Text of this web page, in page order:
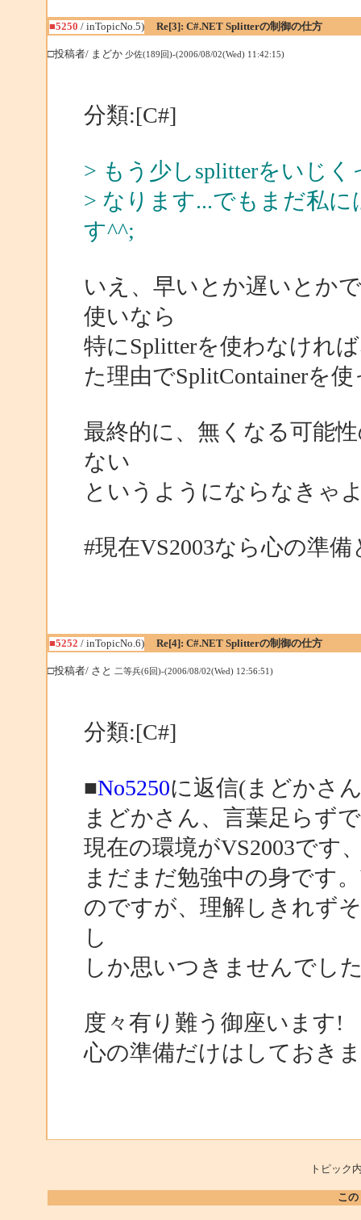
■5250 / inTopicNo.5) Re[3]: C#.NET Splitterの制御の仕方
□投稿者/ まどか 少佐(189回)-(2006/08/02(Wed) 11:42:15)
分類:[C#]
> もう少しsplitterをいじく
> なります...でもまだ私
す^^;
いえ、早いとか遅いとか
使いなら
特にSplitterを使わなけれ
た理由でSplitContainerを
最終的に、無くなる可能
ない
というようにならなきゃ
#現在VS2003なら心の準
■5252 / inTopicNo.6) Re[4]: C#.NET Splitterの制御の仕方
□投稿者/ さと 二等兵(6回)-(2006/08/02(Wed) 12:56:51)
分類:[C#]
■No5250に返信(まどかさ
まどかさん、言葉足らず
現在の環境がVS2003です
まだまだ勉強中の身です
のですが、理解しきれず
し
しか思いつきませんでし
度々有り難う御座います!
心の準備だけはしておき
トピッ
こ